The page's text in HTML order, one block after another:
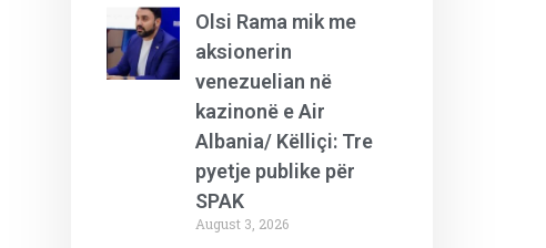
Olsi Rama mik me
aksionerin
venezuelian në
kazinonë e Air
Albania/ Këlliçi: Tre
pyetje publike për
SPAK
August 3, 2026